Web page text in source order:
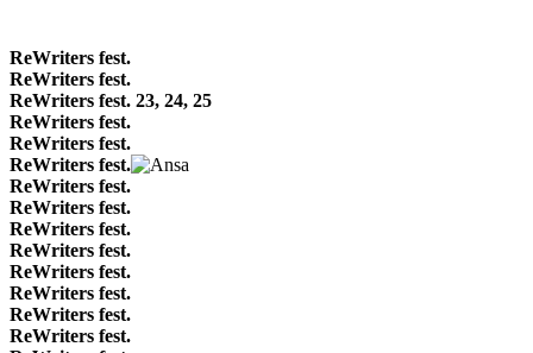
ReWriters fest.
ReWriters fest.
ReWriters fest. 23, 24, 25
ReWriters fest.
ReWriters fest.
ReWriters fest.
ReWriters fest.
ReWriters fest.
ReWriters fest.
ReWriters fest.
ReWriters fest.
ReWriters fest.
ReWriters fest.
ReWriters fest.